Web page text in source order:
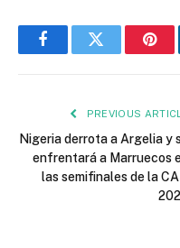
FacebookTwitter
PREVIOUS
Nigeria derrota a Argelia y
enfrentará a Marruecos
las semifinales de la